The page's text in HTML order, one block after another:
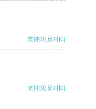
支持[0] 反对[0]
支持[0] 反对[0]